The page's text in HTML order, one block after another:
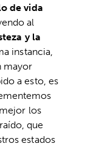
de vida
al
y la
instancia,
mayor
a esto, es
los
que
estados